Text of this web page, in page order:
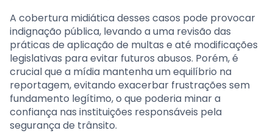
A cobertura midiática desses casos pode provocar
indignação pública, levando a uma revisão das
práticas de aplicação de multas e até modificações
legislativas para evitar futuros abusos. Porém, é
crucial que a mídia mantenha um equilíbrio na
reportagem, evitando exacerbar frustrações sem
fundamento legítimo, o que poderia minar a
confiança nas instituições responsáveis pela
segurança de trânsito.